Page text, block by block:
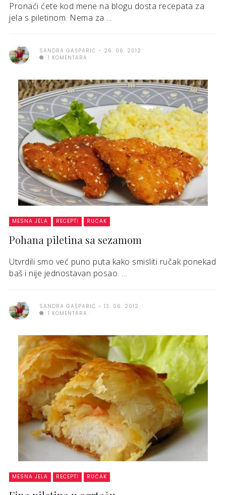
Pronaći ćete kod mene na blogu dosta recepata za
jela s piletinom. Nema za ...
SANDRA GAŠPARIĆ
26. 06. 2012.
1 KOMENTARA
MESNA JELA RECEPTI RUČAK
Pohana piletina sa sezamom
Utvrdili smo već puno puta kako smisliti ručak ponekad
baš i nije jednostavan posao. ...
SANDRA GAŠPARIĆ
13. 06. 2012.
1 KOMENTARA
MESNA JELA RECEPTI RUČAK